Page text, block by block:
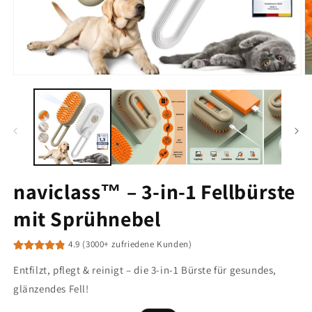
naviclass™ – 3-in-1 Fellbürste
mit Sprühnebel
4.9 (3000+ zufriedene Kunden)
Entfilzt, pflegt & reinigt – die 3-in-1 Bürste für gesundes,
glänzendes Fell!